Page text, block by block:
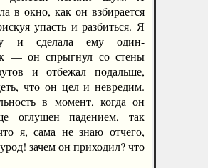
в окно, как он взбирается
упасть и разбиться. Я
и сделала ему один-
— он спрыгнул со стены
и отбежал подальше,
что он цел и невредим.
в момент, когда он
оглушен падением, так
я, сама не знаю отчего,
зачем он приходил? что